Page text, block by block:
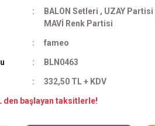
BALON Setleri , UZAY Partisi
MAVİ Renk Partisi
fameo
BLN0463
332,50 TL + KDV
den başlayan taksitlerle!